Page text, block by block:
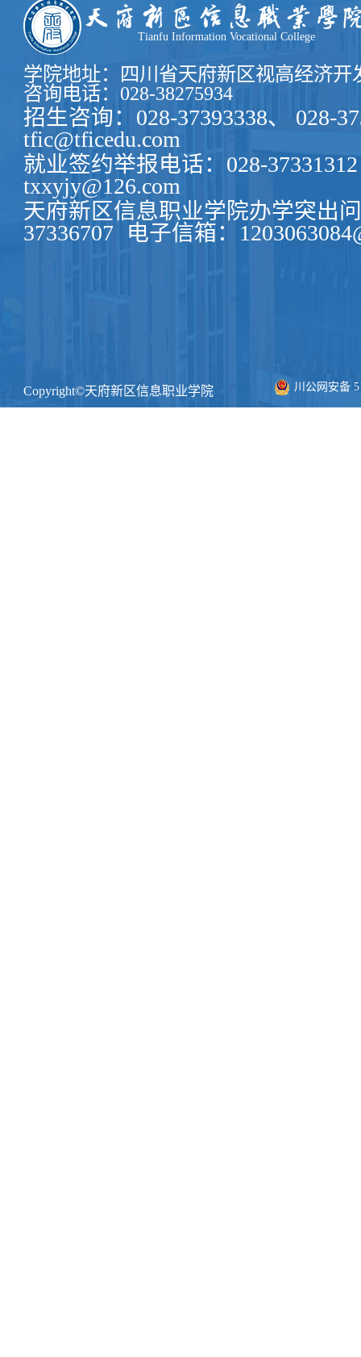
Tianfu Information Vocational College
学院地址：四川省天府新区视高经济开
咨询电话：028-38275934
招生咨询：028-37393338、 028-
tfic@tficedu.com
就业签约举报电话：028-37331312
txxyjy@126.com
天府新区信息职业学院办学突出
37336707
电子信箱：
Copyright©天府新区信息职业学院 川公网安备